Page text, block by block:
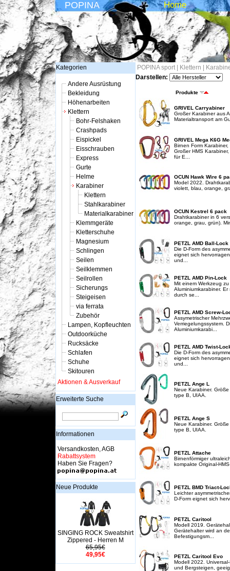
POPINA Home
Kategorien
Andere Ausrüstung
Bekleidung
Höhenarbeiten
Klettern
Bohr-Felshaken
Crashpads
Eispickel
Eisschrauben
Express
Gurte
Helme
Karabiner
Klettern
Stahlkarabiner
Materialkarabiner
Klemmgeräte
Kletterschuhe
Magnesium
Schlingen
Seilen
Seilklemmen
Seilrollen
Sicherungs
Steigeisen
via ferrata
Zubehör
Lampen, Kopfleuchten
Outdoorküche
Rucksäcke
Schlafen
Schuhe
Skitouren
Aktionen & Ausverkauf
Erweiterte Suche
Informationen
Versandkosten, AGB
Rabattsystem
Haben Sie Fragen?
Neue Produkte
SINGING ROCK Sweatshirt
Zippered - Herren M
65,95€
49,95€
POPINA sport| Klettern
Darstellen:
Produkte
GRIVEL Carryabiner
Großer Karabiner aus
Materialtransport am
GRIVEL Mega K6G
Birnen Form
Großer HMS
für E...
OCUN Hawk Wire 6
Model 2022.
violett, blau, orange,
OCUN Kestrel 6 pack
Drahtkarabiner in 6
orange, grau, grün).
PETZL AMD Ball-Lock
Die D-Form des
eignet sich
und...
PETZL AMD Pin-Lock
Mit einem Werkzeug
Aluminiumkarabiner.
durch se...
PETZL AMD Screw-
Assymetrischer
Verriegelungssystem.
Aluminiumkarabi...
PETZL AMD Twist-
Die D-Form des
eignet sich
und...
PETZL Ange L
Neue Karabiner.
type B, UIAA.
PETZL Ange S
Neue Karabiner.
type B, UIAA.
PETZL Attache
Birnenförmiger
kompakte Original-
PETZL BMD Triact-
Leichter
D-Form eignet sich
PETZL Caritool
Modell 2019.
Gerätehalter wird an
Befestigungsm...
PETZL Caritool Evo
Modell 2022.
und Bergsteigen,